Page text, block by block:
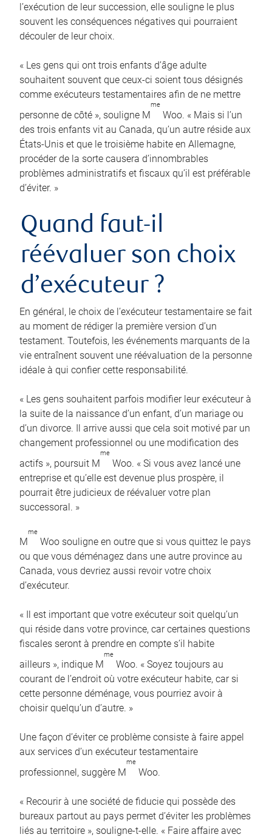
l’exécution de leur succession, elle souligne le plus
souvent les conséquences négatives qui pourraient
découler de leur choix.
« Les gens qui ont trois enfants d’âge adulte
souhaitent souvent que ceux-ci soient tous désignés
comme exécuteurs testamentaires afin de ne mettre
personne de côté », souligne M
me
Woo. « Mais si l’un
des trois enfants vit au Canada, qu’un autre réside aux
États-Unis et que le troisième habite en Allemagne,
procéder de la sorte causera d’innombrables
problèmes administratifs et fiscaux qu’il est préférable
d’éviter. »
Quand faut-il
réévaluer son choix
d’exécuteur ?
En général, le choix de l’exécuteur testamentaire se fait
au moment de rédiger la première version d’un
testament. Toutefois, les événements marquants de la
vie entraînent souvent une réévaluation de la personne
idéale à qui confier cette responsabilité.
« Les gens souhaitent parfois modifier leur exécuteur à
la suite de la naissance d’un enfant, d’un mariage ou
d’un divorce. Il arrive aussi que cela soit motivé par un
changement professionnel ou une modification des
actifs », poursuit M
me
Woo. « Si vous avez lancé une
entreprise et qu’elle est devenue plus prospère, il
pourrait être judicieux de réévaluer votre plan
successoral. »
M
me
Woo souligne en outre que si vous quittez le pays
ou que vous déménagez dans une autre province au
Canada, vous devriez aussi revoir votre choix
d’exécuteur.
« Il est important que votre exécuteur soit quelqu’un
qui réside dans votre province, car certaines questions
fiscales seront à prendre en compte s’il habite
ailleurs », indique M
me
Woo. « Soyez toujours au
courant de l’endroit où votre exécuteur habite, car si
cette personne déménage, vous pourriez avoir à
choisir quelqu’un d’autre. »
Une façon d’éviter ce problème consiste à faire appel
aux services d’un exécuteur testamentaire
professionnel, suggère M
me
Woo.
« Recourir à une société de fiducie qui possède des
bureaux partout au pays permet d’éviter les problèmes
liés au territoire », souligne-t-elle. « Faire affaire avec